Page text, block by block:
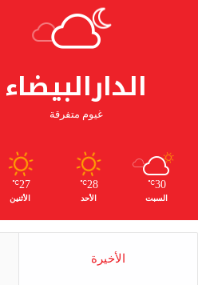
الدارالبيضاء
غيوم متفرقة
30
℃
السبت
28
℃
الأحد
27
℃
الأثنين
الأخيرة